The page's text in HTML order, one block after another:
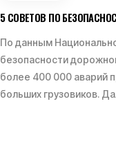
5 СОВЕТОВ ПО
По данным
безопасности
более 400 000 аварий
больших грузовиков.